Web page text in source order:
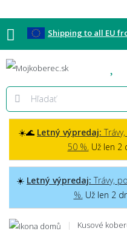
Shipping to all EU
Blog
☀️🌊 Letný výpredaj:
50 %. Už len 2
☀️ Letný výpredaj: Trávy,
%. Už len 2
Kusové